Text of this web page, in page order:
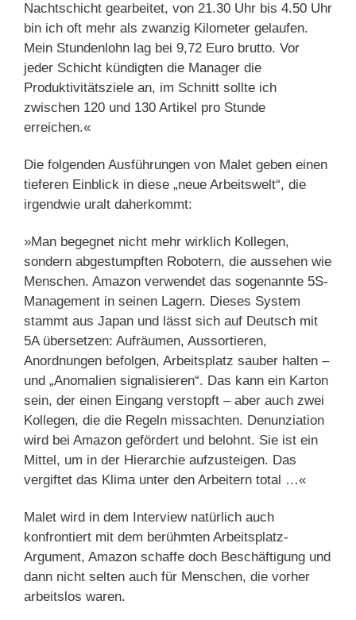
Nachtschicht gearbeitet, von 21.30 Uhr bis 4.50 Uhr
bin ich oft mehr als zwanzig Kilometer gelaufen.
Mein Stundenlohn lag bei 9,72 Euro brutto. Vor
jeder Schicht kündigten die Manager die
Produktivitätsziele an, im Schnitt sollte ich
zwischen 120 und 130 Artikel pro Stunde
erreichen.«
Die folgenden Ausführungen von Malet geben einen
tieferen Einblick in diese „neue Arbeitswelt“, die
irgendwie uralt daherkommt:
»Man begegnet nicht mehr wirklich Kollegen,
sondern abgestumpften Robotern, die aussehen wie
Menschen. Amazon verwendet das sogenannte 5S-
Management in seinen Lagern. Dieses System
stammt aus Japan und lässt sich auf Deutsch mit
5A übersetzen: Aufräumen, Aussortieren,
Anordnungen befolgen, Arbeitsplatz sauber halten –
und „Anomalien signalisieren“. Das kann ein Karton
sein, der einen Eingang verstopft – aber auch zwei
Kollegen, die die Regeln missachten. Denunziation
wird bei Amazon gefördert und belohnt. Sie ist ein
Mittel, um in der Hierarchie aufzusteigen. Das
vergiftet das Klima unter den Arbeitern total …«
Malet wird in dem Interview natürlich auch
konfrontiert mit dem berühmten Arbeitsplatz-
Argument, Amazon schaffe doch Beschäftigung und
dann nicht selten auch für Menschen, die vorher
arbeitslos waren.